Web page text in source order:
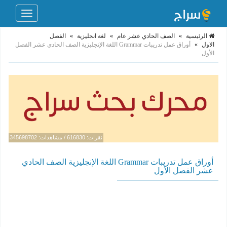
Toggle
الرئيسية » الصف الحادي عشر عام » لغة انجليزية »
الفصل
الاول »
أوراق عمل تدريبات Grammar اللغة الإنجليزية الصف الحادي عشر الفصل
الأول
نقرات: 616830 / مشاهدات: 345698702
أوراق عمل تدريبات Grammar اللغة الإنجليزية الصف الحادي
عشر الفصل الأول